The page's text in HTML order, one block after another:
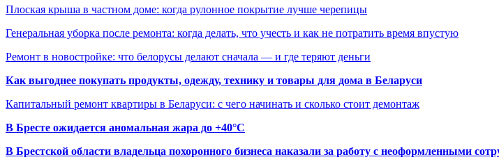
Плоская крыша в частном доме: когда рулонное покрытие лучше черепицы
Генеральная уборка после ремонта: когда делать, что учесть и как не потратить время впустую
Ремонт в новостройке: что белорусы делают сначала — и где теряют деньги
Как выгоднее покупать продукты, одежду, технику и товары для дома в Беларуси
Капитальный ремонт квартиры в Беларуси: с чего начинать и сколько стоит демонтаж
В Бресте ожидается аномальная жара до +40°C
В Брестской области владельца похоронного бизнеса наказали за работу с неоформленными